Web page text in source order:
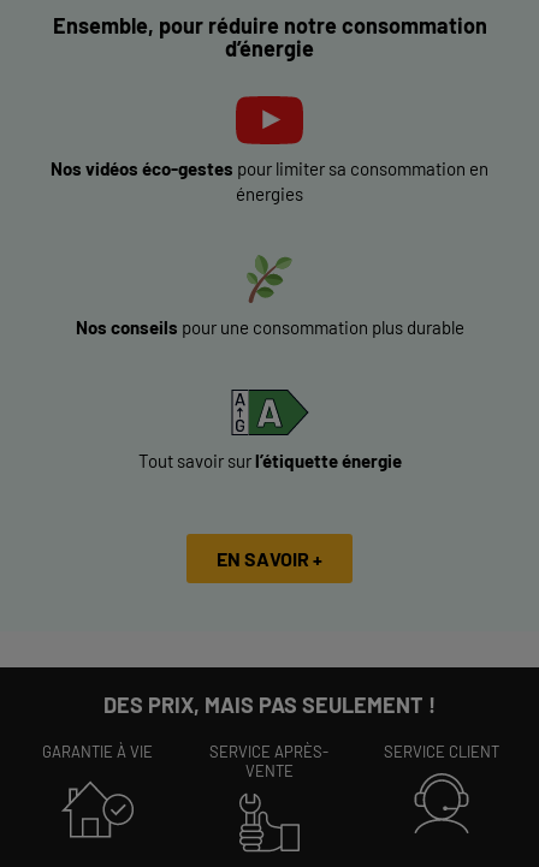
Ensemble, pour réduire notre consommation
d’énergie
Nos vidéos éco-gestes pour limiter sa consommation en
énergies
Nos conseils pour une consommation plus durable
Tout savoir surl’étiquette énergie
EN SAVOIR +
DES PRIX, MAIS PAS SEULEMENT !
GARANTIE À VIE
SERVICE APRÈS-
VENTE
SERVICE CLIENT